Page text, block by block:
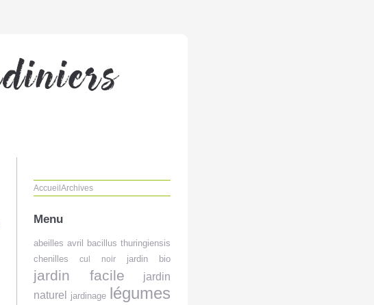
Accueil Archives
Menu
abeilles avril
bacillus thuringiensis
chenilles
cul noir jardin bio
jardin facile
jardin
naturel
jardinage légumes